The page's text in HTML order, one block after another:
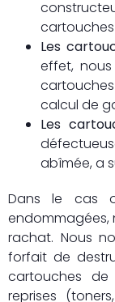
Les
effet,
calcul de
Les
abîmée, a
Dans le cas
endommagées,
rachat. Nous
forfait de
cartouches
reprises